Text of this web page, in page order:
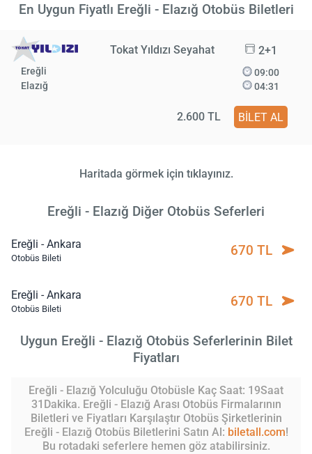
En Uygun Fiyatlı Ereğli - Elazığ Otobüs Biletleri
Tokat Yıldızı Seyahat 2+1
Ereğli
Elazığ
09:00
04:31
2.600 TL BİLET AL
Haritada görmek için tıklayınız.
Ereğli - Elazığ Diğer Otobüs Seferleri
Ereğli - Ankara
Otobüs Bileti 670 TL
Ereğli - Ankara
Otobüs Bileti 670 TL
Uygun Ereğli - Elazığ Otobüs Seferlerinin Bilet
Fiyatları
Ereğli - Elazığ Yolculuğu Otobüsle Kaç Saat: 19Saat
31Dakika. Ereğli - Elazığ Arası Otobüs Firmalarının
Biletleri ve Fiyatları Karşılaştır Otobüs Şirketlerinin
Ereğli - Elazığ Otobüs Biletlerini Satın Al: biletall.com!
Bu rotadaki seferlere hemen göz atabilirsiniz.